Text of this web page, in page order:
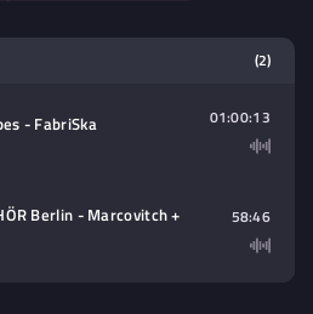
lire (audio/video)
(2)
- FabriSka 01:00:13
Berlin - Marcovitch + 58:46